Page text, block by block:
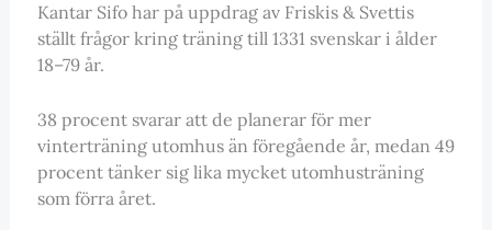
Kantar Sifo har på uppdrag av Friskis & Svettis
ställt frågor kring träning till 1331 svenskar i ålder
18–79 år.
38 procent svarar att de planerar för mer
vinterträning utomhus än föregående år, medan 49
procent tänker sig lika mycket utomhusträning
som förra året.